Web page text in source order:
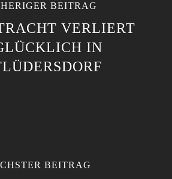
BEITRAG
VERLIERT
IN
BEITRAG